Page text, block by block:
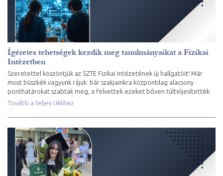
Ígéretes tehetségek kezdik meg tanulmányaikat a Fizikai
Intézetben
Szeretettel köszöntjük az SZTE Fizikai Intézetének új hallgatóit! Már
most büszkék vagyunk rájuk: bár szakjainkra központilag alacsony
ponthatárokat szabtak meg, a felvettek ezeket bőven túlteljesítették.
Tovább a teljes cikkhez